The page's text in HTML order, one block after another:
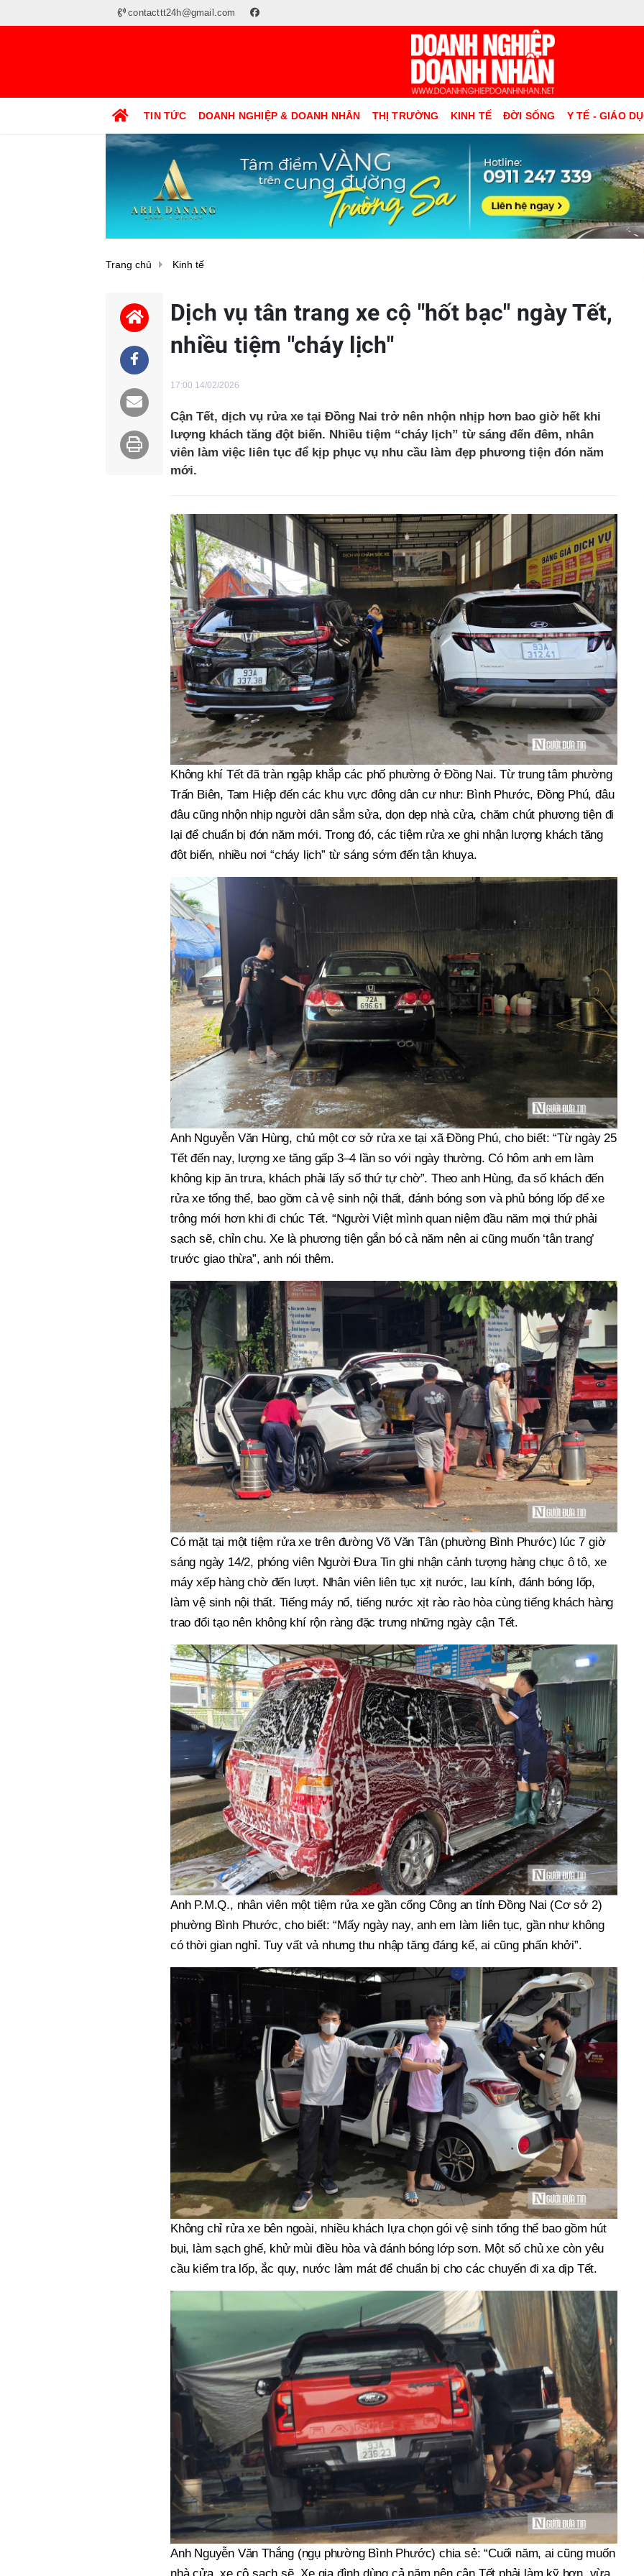
contacttt24h@gmail.com
TIN TỨC DOANH NGHIỆP & DOANH NHÂN THỊ TRƯỜNG KINH TẾ ĐỜI SỐNG Y TẾ - GIÁO
Trang chủ Kinh tế
Dịch vụ tân trang xe cộ "hốt bạc" ngày Tết,
nhiều tiệm "cháy lịch"
17:00 14/02/2026
Cận Tết, dịch vụ rửa xe tại Đồng Nai trở nên nhộn nhịp hơn bao giờ hết khi
lượng khách tăng đột biến. Nhiều tiệm “cháy lịch” từ sáng đến đêm, nhân
viên làm việc liên tục để kịp phục vụ nhu cầu làm đẹp phương tiện đón năm
mới.
Không khí Tết đã tràn ngập khắp các phố phường ở Đồng Nai. Từ trung tâm phường
Trấn Biên, Tam Hiệp đến các khu vực đông dân cư như: Bình Phước, Đồng Phú, đâu
đâu cũng nhộn nhịp người dân sắm sửa, dọn dẹp nhà cửa, chăm chút phương tiện đi
lại để chuẩn bị đón năm mới. Trong đó, các tiệm rửa xe ghi nhận lượng khách tăng
đột biến, nhiều nơi “cháy lịch” từ sáng sớm đến tận khuya.
Anh Nguyễn Văn Hùng, chủ một cơ sở rửa xe tại xã Đồng Phú, cho biết: “Từ ngày 25
Tết đến nay, lượng xe tăng gấp 3–4 lần so với ngày thường. Có hôm anh em làm
không kịp ăn trưa, khách phải lấy số thứ tự chờ”. Theo anh Hùng, đa số khách đến
rửa xe tổng thể, bao gồm cả vệ sinh nội thất, đánh bóng sơn và phủ bóng lốp để xe
trông mới hơn khi đi chúc Tết. “Người Việt mình quan niệm đầu năm mọi thứ phải
sạch sẽ, chỉn chu. Xe là phương tiện gắn bó cả năm nên ai cũng muốn ‘tân trang’
trước giao thừa”, anh nói thêm.
Có mặt tại một tiệm rửa xe trên đường Võ Văn Tân (phường Bình Phước) lúc 7 giờ
sáng ngày 14/2, phóng viên Người Đưa Tin ghi nhận cảnh tượng hàng chục ô tô, xe
máy xếp hàng chờ đến lượt. Nhân viên liên tục xịt nước, lau kính, đánh bóng lốp,
làm vệ sinh nội thất. Tiếng máy nổ, tiếng nước xịt rào rào hòa cùng tiếng khách hàng
trao đổi tạo nên không khí rộn ràng đặc trưng những ngày cận Tết.
Anh P.M.Q., nhân viên một tiệm rửa xe gần cổng Công an tỉnh Đồng Nai (Cơ sở 2)
phường Bình Phước, cho biết: “Mấy ngày nay, anh em làm liên tục, gần như không
có thời gian nghỉ. Tuy vất vả nhưng thu nhập tăng đáng kể, ai cũng phấn khởi”.
Không chỉ rửa xe bên ngoài, nhiều khách lựa chọn gói vệ sinh tổng thể bao gồm hút
bụi, làm sạch ghế, khử mùi điều hòa và đánh bóng lớp sơn. Một số chủ xe còn yêu
cầu kiểm tra lốp, ắc quy, nước làm mát để chuẩn bị cho các chuyến đi xa dịp Tết.
Anh Nguyễn Văn Thắng (ngụ phường Bình Phước) chia sẻ: “Cuối năm, ai cũng muốn